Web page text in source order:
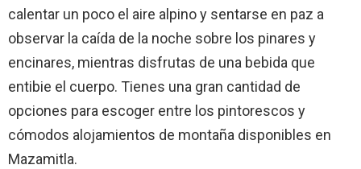
calentar un poco el aire alpino y sentarse en paz a
observar la caída de la noche sobre los pinares y
encinares, mientras disfrutas de una bebida que
entibie el cuerpo. Tienes una gran cantidad de
opciones para escoger entre los pintorescos y
cómodos alojamientos de montaña disponibles en
Mazamitla.